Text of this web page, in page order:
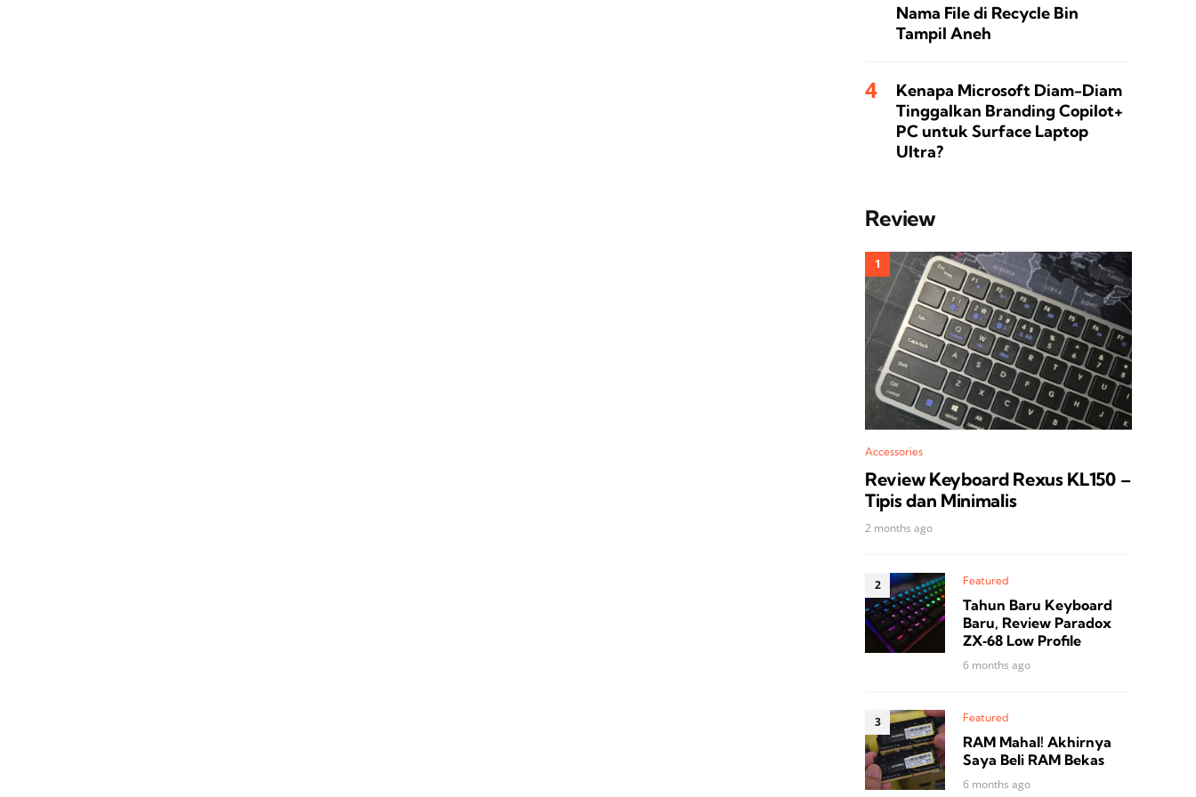
Nama File di Recycle Bin
Tampil Aneh
Kenapa Microsoft Diam-Diam
Tinggalkan Branding Copilot+
PC untuk Surface Laptop
Ultra?
Review
Accessories
Review Keyboard Rexus KL150 –
Tipis dan Minimalis
2 months ago
Featured
Tahun Baru Keyboard
Baru, Review Paradox
ZX‑68 Low Profile
6 months ago
Featured
RAM Mahal! Akhirnya
Saya Beli RAM Bekas
6 months ago